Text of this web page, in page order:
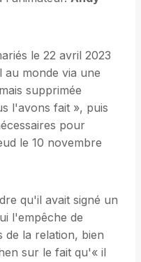
le 22 avril 2023
monde via une
supprimée
l'avons fait », puis
pour
le 10 novembre
qu'il avait signé un
l'empêche de
de la relation, bien
sur le fait qu'« il